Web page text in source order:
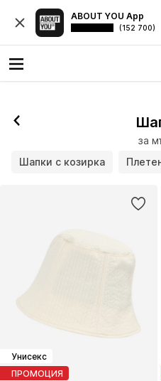
ABOUT YOU App
(152 700)
за
Шапки с козирка
Унисекс
ПРОМОЦИЯ